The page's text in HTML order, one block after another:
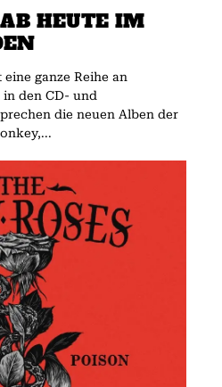
HEUTE IM
ganze Reihe an
den CD- und
die neuen Alben der